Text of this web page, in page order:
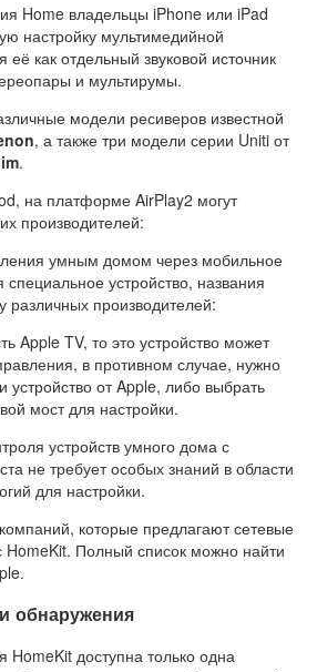
Home владельцы iPhone или iPad
настройку мультимедийной
её как отдельный звуковой источник
и мультирумы.
модели ресиверов известной
, а также три модели серии Uniti от
.
на платформе AirPlay2 могут
производителей:
умным домом через мобильное
устройство, названия
различных производителей:
Apple TV, то это устройство может
в противном случае, нужно
устройство от Apple, либо выбрать
мост для настройки.
устройств умного дома с
не требует особых знаний в области
для настройки.
которые предлагают сетевые
Полный список можно найти
обнаружения
доступна только одна